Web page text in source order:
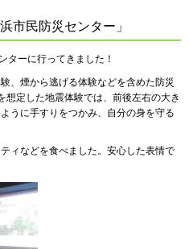
市民防災センター」
ターに行ってきました！
、煙から逃げる体験などを含めた防災
想定した地震体験では、前後左右の大き
うに手すりをつかみ、自分の身を守る
ィなどを食べました。安心した表情で